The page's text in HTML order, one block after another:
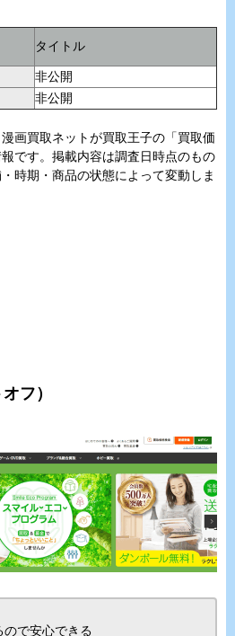
タイトル
非公開
非公開
画買取ネットが買取王子の「買取価
です。掲載内容は調査日時点のもの
時期・商品の状態によって変動しま
フ）
ので安心できる